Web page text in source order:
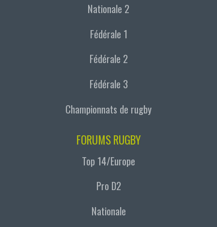
Nationale 2
Fédérale 1
Fédérale 2
Fédérale 3
Championnats de rugby
FORUMS RUGBY
Top 14/Europe
Pro D2
Nationale